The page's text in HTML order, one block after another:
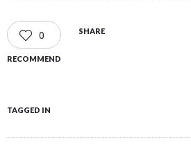
0
RECOMMEND
SHARE
TAGGED IN